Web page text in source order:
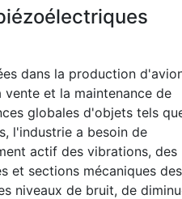
dans la production
et la maintenance de
globales d'objets tels
l'industrie a besoin de
actif des vibrations, des
et sections mécaniques des
niveaux de bruit, de